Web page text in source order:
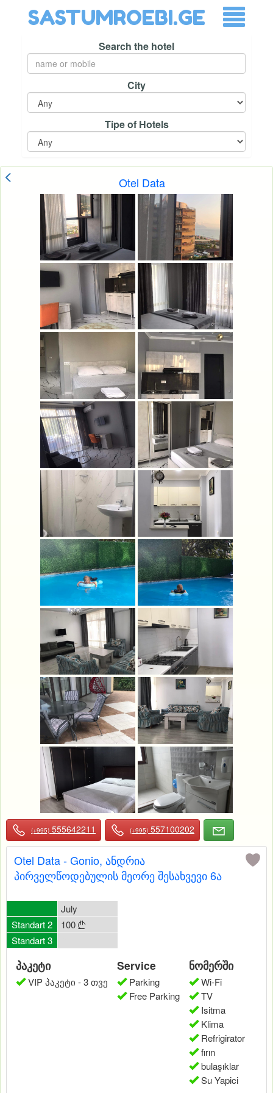
SASTUMROEBI.GE
Search the hotel
City
Tipe of Hotels
Otel Data
(+995) 555642211 (+995) 557100202
Otel Data - Gonio, ანდრია
პირველწოდებულის მეორე შესახვევი 6ა
Standart 2
Standart 3
July
100 
პაკეტი
VIP პაკეტი - 3 თვე
Service
Parking
Free Parking
ნომერში
Wi-Fi
TV
Isitma
Klima
Refrigirator
fırın
bulaşıklar
Su Yapici